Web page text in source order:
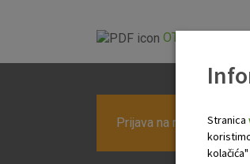
OTP Dnevno
Prijava na newsletter
Stranica